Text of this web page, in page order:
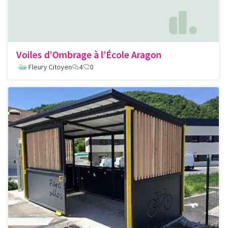
Voiles d’Ombrage à l’École Aragon
Fleury Citoyen 4 0